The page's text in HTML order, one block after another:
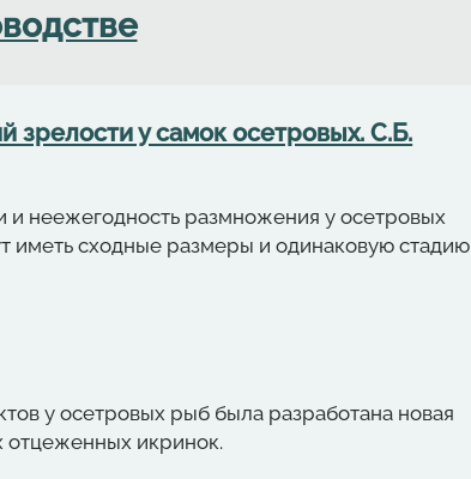
зрелости у самок осетровых. С.Б.
и неежегодность размножения у осетровых
иметь сходные размеры и одинаковую стадию
у осетровых рыб была разработана новая
отцеженных икринок.